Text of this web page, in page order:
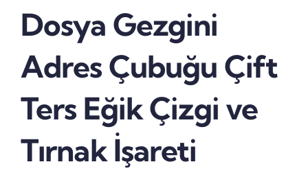
Dosya Gezgini
Adres Çubuğu Çift
Ters Eğik Çizgi ve
Tırnak İşareti